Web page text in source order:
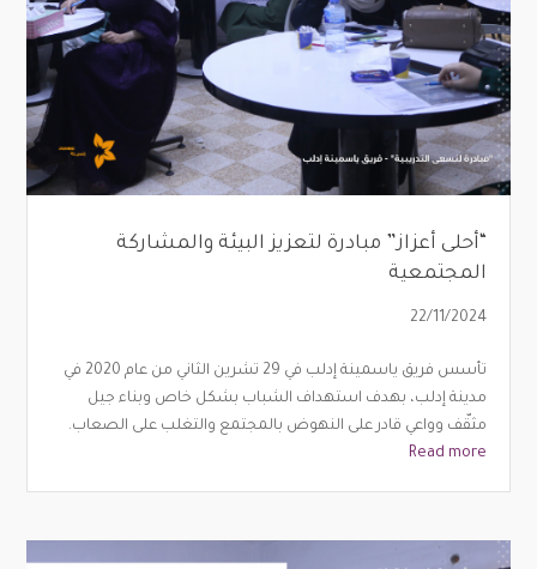
“أحلى أعزاز” مبادرة لتعزيز البيئة والمشاركة
المجتمعية
22/11/2024
تأسس فريق ياسمينة إدلب في 29 تشرين الثاني من عام 2020 في
مدينة إدلب، بهدف استهداف الشباب بشكل خاص وبناء جيل
مثقّف وواعي قادر على النهوض بالمجتمع والتغلب على الصعاب.
Read more